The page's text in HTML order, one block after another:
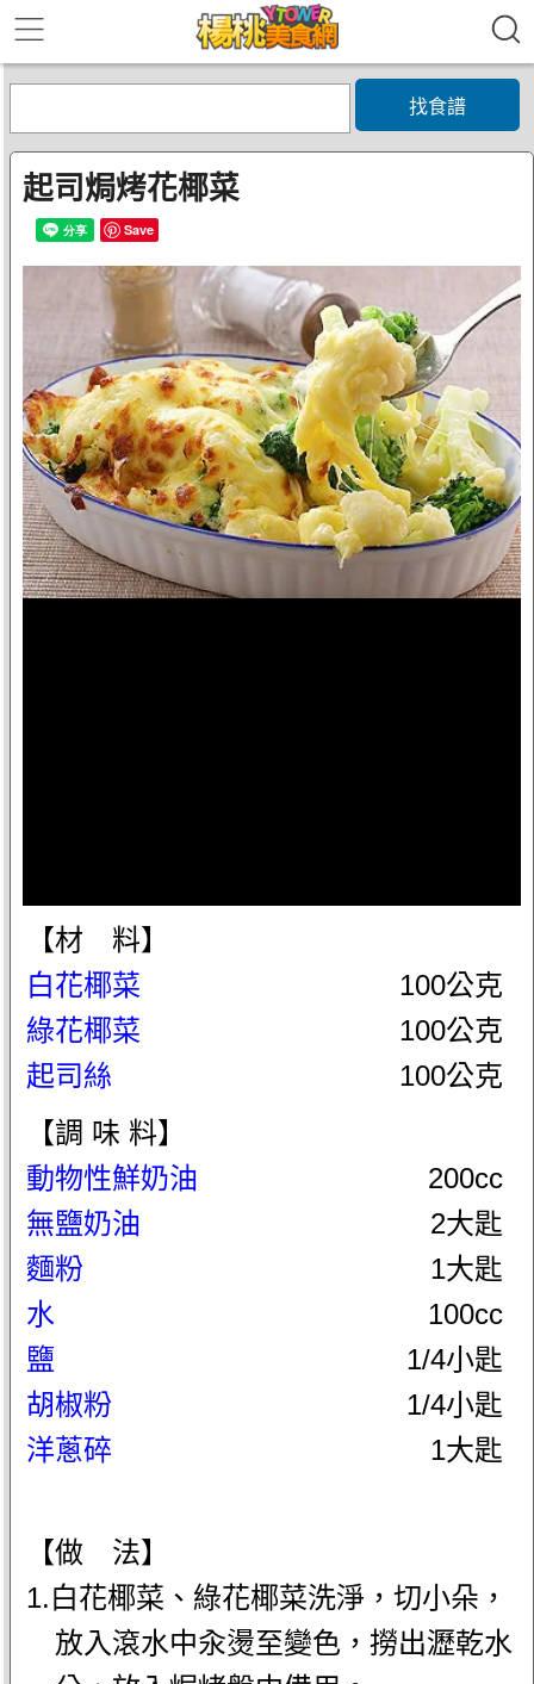
找食譜
起司焗烤花椰菜
Save
【材 料】
白花椰菜
100公克
綠花椰菜
100公克
起司絲
100公克
【調 味 料】
動物性鮮奶油
200cc
無鹽奶油
2大匙
麵粉
1大匙
水
100cc
鹽
1/4小匙
胡椒粉
1/4小匙
洋蔥碎
1大匙
【做 法】
1.白花椰菜、綠花椰菜洗淨，切小朵，
放入滾水中汆燙至變色，撈出瀝乾水